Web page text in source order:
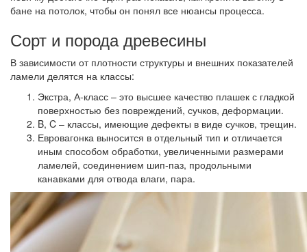
бане на потолок, чтобы он понял все нюансы процесса.
Сорт и порода древесины
В зависимости от плотности структуры и внешних показателей
ламели делятся на классы:
Экстра, А-класс – это высшее качество плашек с гладкой
поверхностью без повреждений, сучков, деформации.
B, C – классы, имеющие дефекты в виде сучков, трещин.
Евровагонка выносится в отдельный тип и отличается
иным способом обработки, увеличенными размерами
ламелей, соединением шип-паз, продольными
канавками для отвода влаги, пара.